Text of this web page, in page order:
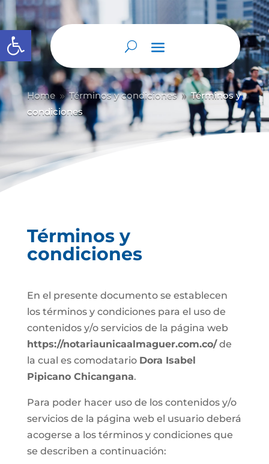
Abrir barra de herramientas
Home 9 Términos y condiciones 9 Términos y
condiciones
Términos y
condiciones
En el presente documento se establecen
los términos y condiciones para el uso de
contenidos y/o servicios de la página web
https://notariaunicaalmaguer.com.co/de
la cual es comodatario Dora Isabel
Pipicano Chicangana.
Para poder hacer uso de los contenidos y/o
servicios de la página web el usuario deberá
acogerse a los términos y condiciones que
se describen a continuación: